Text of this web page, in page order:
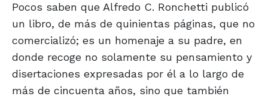
Pocos saben que Alfredo C. Ronchetti publicó
un libro, de más de quinientas páginas, que no
comercializó; es un homenaje a su padre, en
donde recoge no solamente su pensamiento y
disertaciones expresadas por él a lo largo de
más de cincuenta años, sino que también